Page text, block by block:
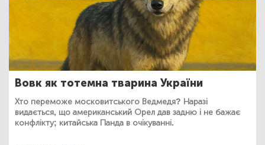
Вовк як тотемна тварина України
Хто переможе московитського Ведмедя? Наразі
видається, що американський Орел дав задню і не бажає
конфлікту; китайська Панда в очікуванні.